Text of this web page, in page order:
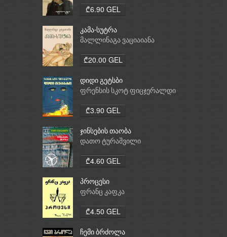
₾6.90 GEL
კამა-სუტრა
მალლინაგა ვაციაიანა
₾20.00 GEL
დიდი გეტსბი
ფრენსის სკოტ ფიცჯერალდი
₾3.90 GEL
ჯინსების თაობა
დათო ტურაშვილი
₾4.60 GEL
პროცესი
ფრანც კაფკა
₾4.50 GEL
ჩემი ბრძოლა